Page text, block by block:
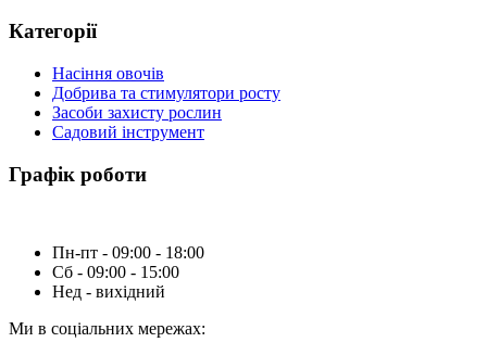
Категорії
Насіння овочів
Добрива та стимулятори росту
Засоби захисту рослин
Садовий інструмент
Графік роботи
Пн-пт - 09:00 - 18:00
Сб - 09:00 - 15:00
Нед - вихідний
Ми в соціальних мережах: